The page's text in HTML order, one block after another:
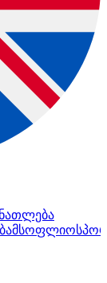
მსოფლიო